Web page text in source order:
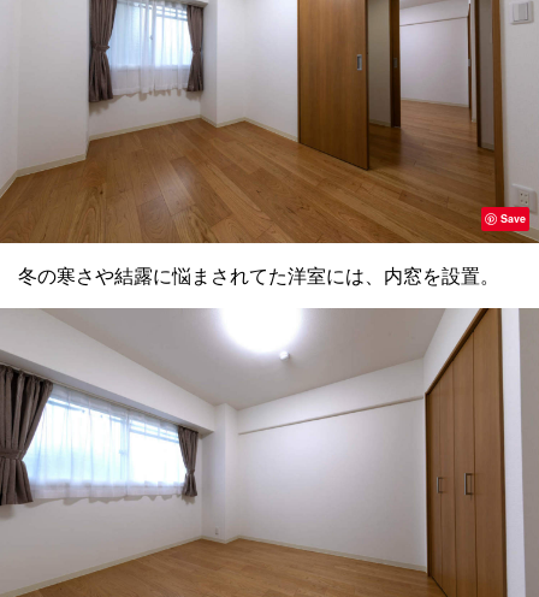
Save
冬の寒さや結露に悩まされてた洋室には、内窓を設置。